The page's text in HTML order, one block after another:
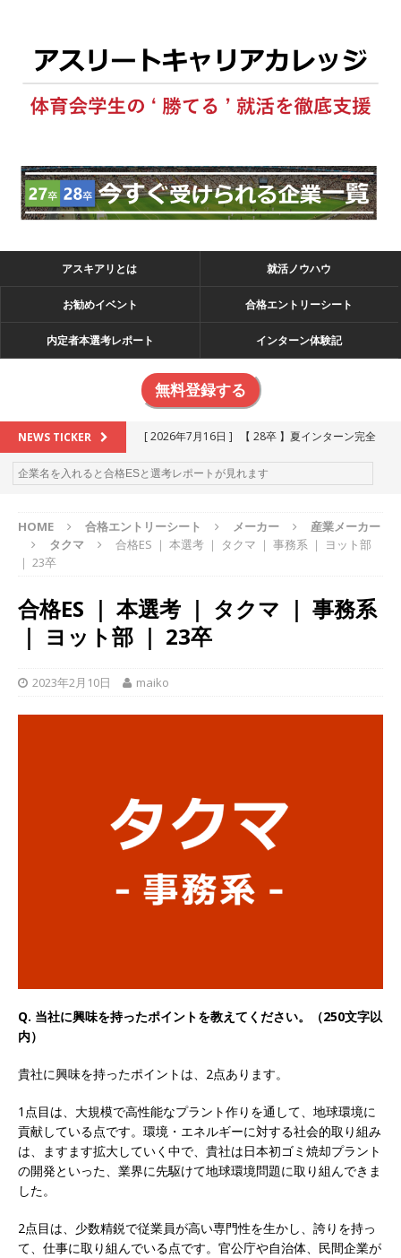
アスキアリとは 就活ノウハウ
お勧めイベント 合格エントリーシート
内定者本選考レポート インターン体験記
無料登録する
NEWS TICKER [ 2026年7月16日 ]
【 28卒 】夏インターン完全
攻略セミナー ｜ 予約フォーム
お勧めイベン
[ 2026年6月13日 ] ≪ 27卒 ≫アスキヤリ個人相
る優良企業一覧（27社）
体育会積極採用企業
[ 2026年5月16日 ]
る優良企業一覧（14社）
メーカー ｜ 9期連続の最高益・11期連続の10%
以上営業増益を達成 ｜ プライム上場 ｜ カプコン
[ 2026年5月15日 ] 【 28卒 ｜ 早期選考直結型の
体育会積極採用企業
参加者は書類選考・一次面接免除 】 M&A総研の
グループ企業 ｜ 日本トップレベルの企業へ幅広
いコンサルを行う ｜ スタートアップの成長性×
大手グループとしての安定性バツグン ｜ 年収
オンツ・コンサルティング
体育会積極採用企
HOME 合格エントリーシート メーカー
産業メーカー
タクマ
合格ES ｜ 本選考 ｜ タクマ ｜ 事務系 ｜ ヨット部
｜ 23卒
合格ES ｜ 本選考 ｜ タクマ ｜ 事務系
｜ ヨット部 ｜ 23卒
2023年2月10日 maiko
Q. 当社に興味を持ったポイントを教えてください。（250文字以
内）
貴社に興味を持ったポイントは、2点あります。
1点目は、大規模で高性能なプラント作りを通して、地球環境に
貢献している点です。環境・エネルギーに対する社会的取り組み
は、ますます拡大していく中で、貴社は日本初ゴミ焼却プラント
の開発といった、業界に先駆けて地球環境問題に取り組んできま
した。
2点目は、少数精鋭で従業員が高い専門性を生かし、誇りを持っ
て、仕事に取り組んでいる点です。官公庁や自治体、民間企業が